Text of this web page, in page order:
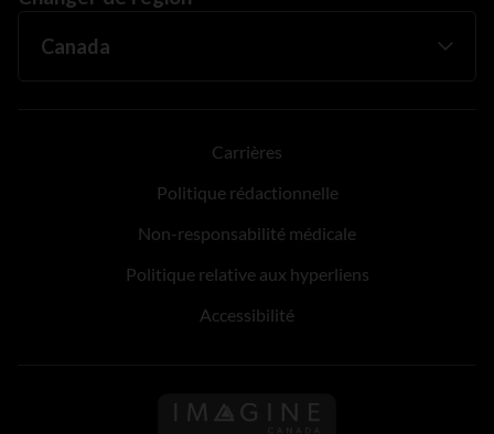
Carrières
Politique rédactionnelle
Non-responsabilité médicale
Politique relative aux hyperliens
Accessibilité